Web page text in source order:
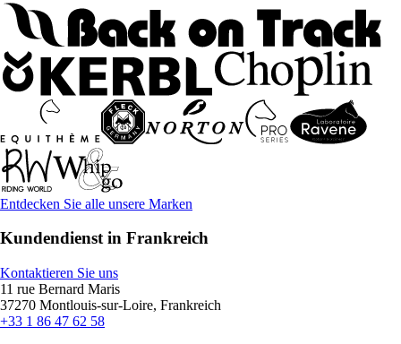
Entdecken Sie alle unsere Marken
Kundendienst in Frankreich
Kontaktieren Sie uns
11 rue Bernard Maris
37270 Montlouis-sur-Loire, Frankreich
+33 1 86 47 62 58